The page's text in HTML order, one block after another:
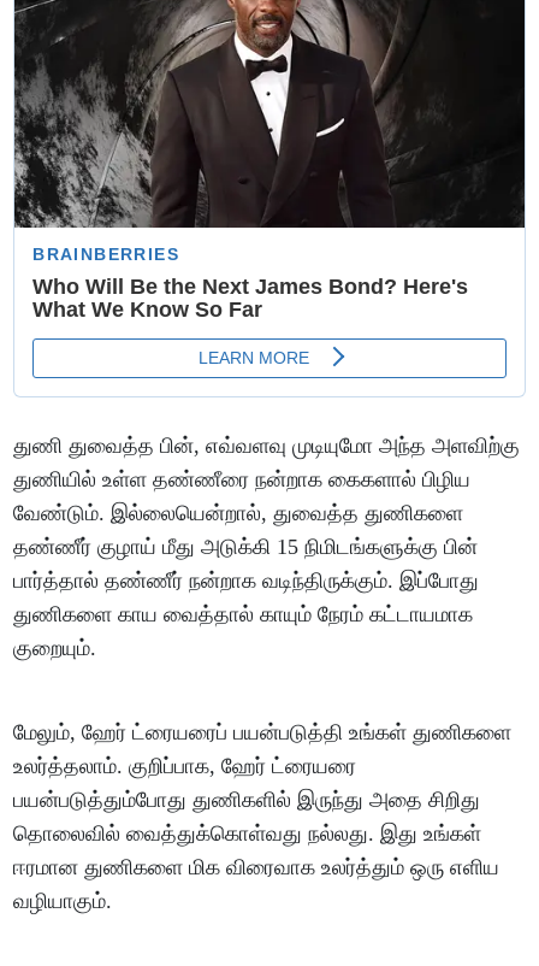
துணி துவைத்த பின், எவ்வளவு முடியுமோ அந்த அளவிற்கு
துணியில் உள்ள தண்ணீரை நன்றாக கைகளால் பிழிய
வேண்டும். இல்லையென்றால், துவைத்த துணிகளை
தண்ணீர் குழாய் மீது அடுக்கி 15 நிமிடங்களுக்கு பின்
பார்த்தால் தண்ணீர் நன்றாக வடிந்திருக்கும். இப்போது
துணிகளை காய வைத்தால் காயும் நேரம் கட்டாயமாக
குறையும்.
மேலும், ஹேர் ட்ரையரைப் பயன்படுத்தி உங்கள் துணிகளை
உலர்த்தலாம். குறிப்பாக, ஹேர் ட்ரையரை
பயன்படுத்தும்போது துணிகளில் இருந்து அதை சிறிது
தொலைவில் வைத்துக்கொள்வது நல்லது. இது உங்கள்
ஈரமான துணிகளை மிக விரைவாக உலர்த்தும் ஒரு எளிய
வழியாகும்.